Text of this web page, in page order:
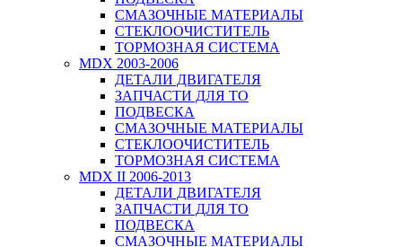
СМАЗОЧНЫЕ МАТЕРИАЛЫ
СТЕКЛООЧИСТИТЕЛЬ
ТОРМОЗНАЯ СИСТЕМА
MDX 2003-2006
ДЕТАЛИ ДВИГАТЕЛЯ
ЗАПЧАСТИ ДЛЯ ТО
ПОДВЕСКА
СМАЗОЧНЫЕ МАТЕРИАЛЫ
СТЕКЛООЧИСТИТЕЛЬ
ТОРМОЗНАЯ СИСТЕМА
MDX II 2006-2013
ДЕТАЛИ ДВИГАТЕЛЯ
ЗАПЧАСТИ ДЛЯ ТО
ПОДВЕСКА
СМАЗОЧНЫЕ МАТЕРИАЛЫ